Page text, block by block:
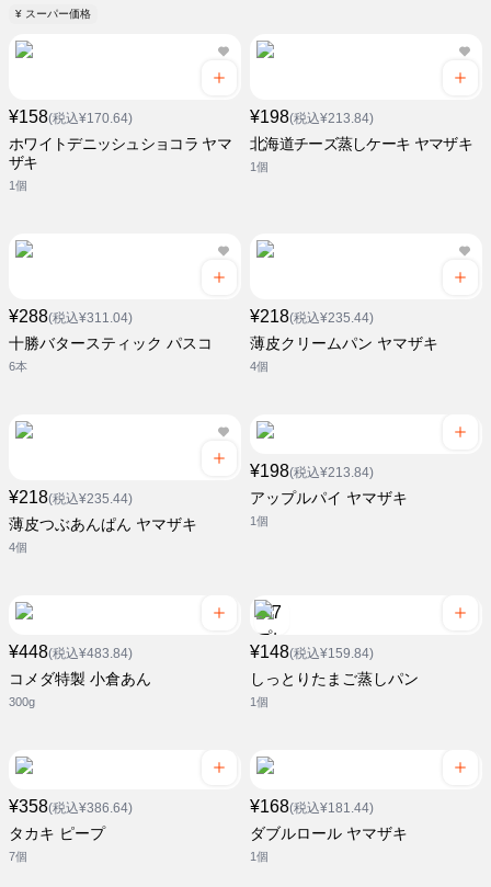
¥ スーパー価格
¥158(税込¥170.64)
ホワイトデニッシュショコラ ヤマ
ザキ
1個
¥198(税込¥213.84)
北海道チーズ蒸しケーキ ヤマザキ
1個
¥288(税込¥311.04)
十勝バタースティック パスコ
6本
¥218(税込¥235.44)
薄皮クリームパン ヤマザキ
4個
¥218(税込¥235.44)
薄皮つぶあんぱん ヤマザキ
4個
¥198(税込¥213.84)
アップルパイ ヤマザキ
1個
¥448(税込¥483.84)
コメダ特製 小倉あん
300g
¥148(税込¥159.84)
しっとりたまご蒸しパン
1個
¥358(税込¥386.64)
タカキ ピープ
7個
¥168(税込¥181.44)
ダブルロール ヤマザキ
1個